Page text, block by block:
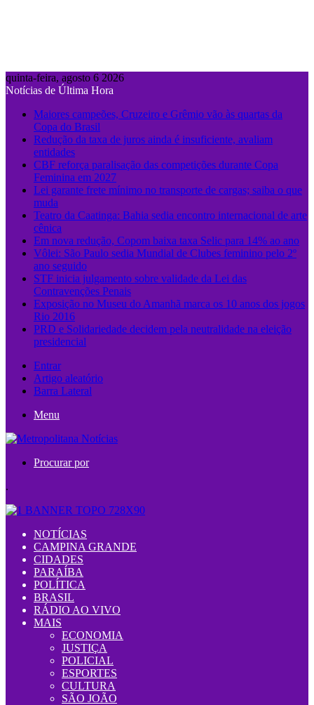
quinta-feira, agosto 6 2026
Notícias de Última Hora
Maiores campeões, Cruzeiro e Grêmio vão às quartas da
Copa do Brasil
Redução da taxa de juros ainda é insuficiente, avaliam
entidades
CBF reforça paralisação das competições durante Copa
Feminina em 2027
Lei garante frete mínimo no transporte de cargas; saiba o que
muda
Teatro da Caatinga: Bahia sedia encontro internacional de arte
cênica
Em nova redução, Copom baixa taxa Selic para 14% ao ano
Vôlei: São Paulo sedia Mundial de Clubes feminino pelo 2º
ano seguido
STF inicia julgamento sobre validade da Lei das
Contravenções Penais
Exposição no Museu do Amanhã marca os 10 anos dos jogos
Rio 2016
PRD e Solidariedade decidem pela neutralidade na eleição
presidencial
Entrar
Artigo aleatório
Barra Lateral
Menu
Procurar por
.
NOTÍCIAS
CAMPINA GRANDE
CIDADES
PARAÍBA
POLÍTICA
BRASIL
RÁDIO AO VIVO
MAIS
ECONOMIA
JUSTIÇA
POLICIAL
ESPORTES
CULTURA
SÃO JOÃO